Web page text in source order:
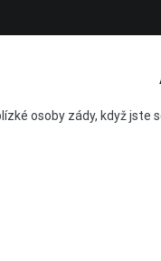
osoby zády, když